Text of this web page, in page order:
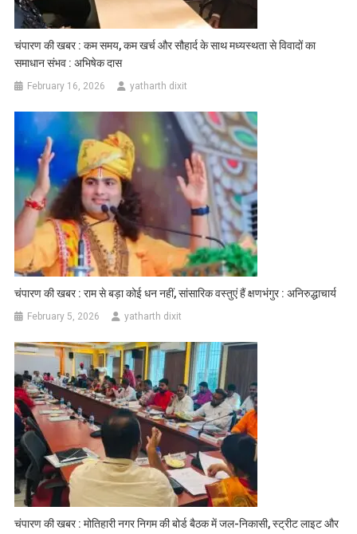
चंपारण की खबर : कम समय, कम खर्च और सौहार्द के साथ मध्यस्थता से विवादों का
समाधान संभव : अभिषेक दास
February 16, 2026 yatharth dixit
चंपारण की खबर : राम से बड़ा कोई धन नहीं, सांसारिक वस्तुएं हैं क्षणभंगुर : अनिरुद्धाचार्य
February 5, 2026 yatharth dixit
चंपारण की खबर : मोतिहारी नगर निगम की बोर्ड बैठक में जल-निकासी, स्ट्रीट लाइट और